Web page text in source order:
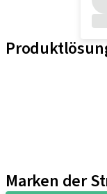
Marken der